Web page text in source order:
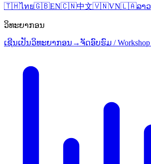
🇹🇭ไทย🇬🇧EN🇨🇳中文🇻🇳VN🇱🇦ລາວ
ວິທະຍາກອນ
ເຊີນເປັນວິທະຍາກອນ → ຈັດອົບຮົມ / Workshop